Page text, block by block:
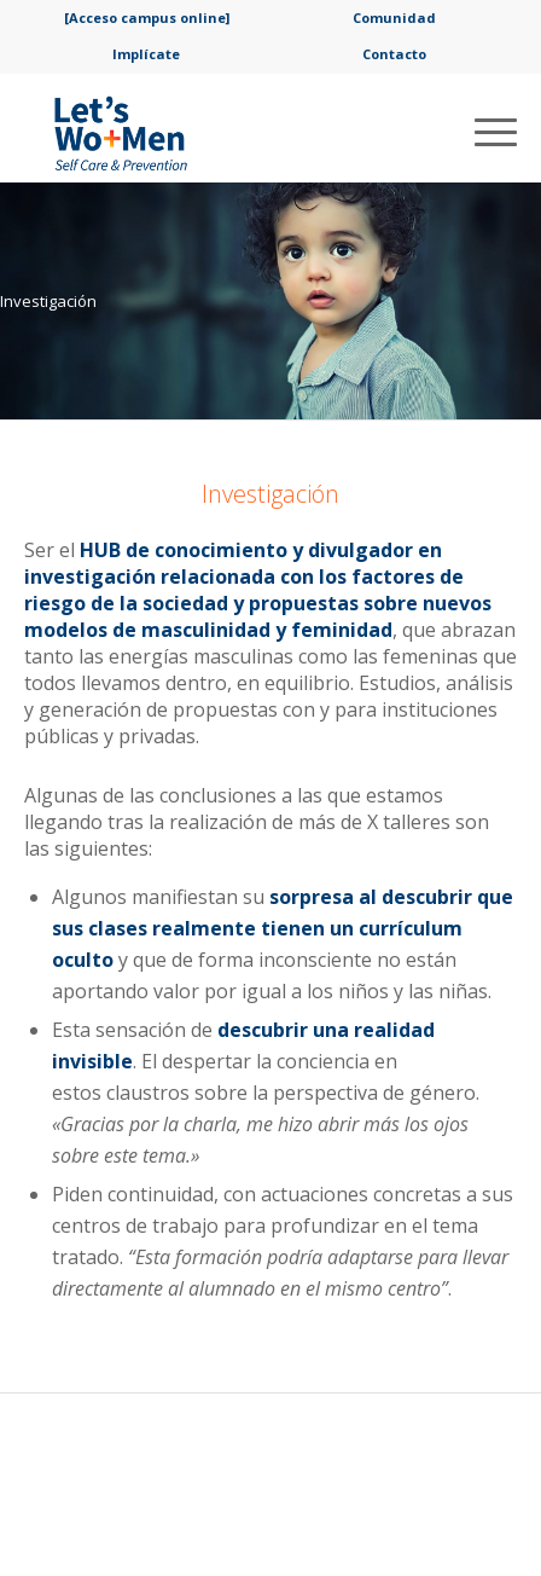
[Acceso campus online]
Comunidad
Implícate
Contacto
Investigación
Investigación
Ser el HUB de conocimiento y divulgador en
investigación relacionada con los factores de
riesgo de la sociedad y propuestas sobre nuevos
modelos de masculinidad y feminidad, que abrazan
tanto las energías masculinas como las femeninas que
todos llevamos dentro, en equilibrio. Estudios, análisis
y generación de propuestas con y para instituciones
públicas y privadas.
Algunas de las conclusiones a las que estamos
llegando tras la realización de más de X talleres son
las siguientes:
Algunos manifiestan su sorpresa al descubrir que
sus clases realmente tienen un currículum
ocultoy que de forma inconsciente no están
aportando valor por igual a los niños y las niñas.
Esta sensación de descubrir una realidad
invisible. El despertar la conciencia en
estos claustros sobre la perspectiva de género.
«Gracias por la charla, me hizo abrir más los ojos
sobre este tema.»
Piden continuidad, con actuaciones concretas a sus
centros de trabajo para profundizar en el tema
tratado. “Esta formación podría adaptarse para llevar
directamente al alumnado en el mismo centro”.